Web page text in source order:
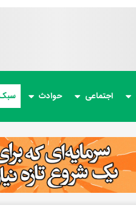
اجتماعی حوادث